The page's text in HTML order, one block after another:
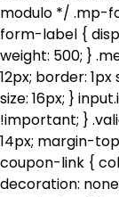
modulo */ .mp-
form-label {
weight: 500; }
12px; border:
size: 16px; }
!important; }
14px; margin-
coupon-link {
decoration: